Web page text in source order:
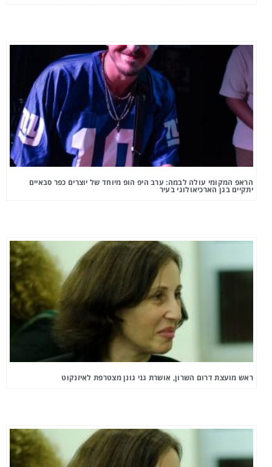
הראפ המקומי עולה לבמה: ערב היפ הופ מיוחד של יוצרים כפר סבאיים
יתקיים בגן הארכיאולוגי בעיר
ראש מועצת דרום השרון, אושרת גני גונן מצטרפת לאיזנקוט